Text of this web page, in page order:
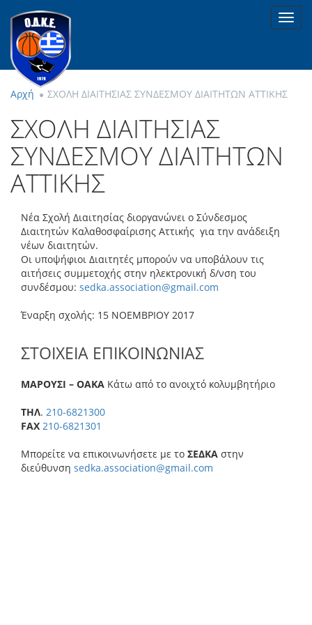
Αρχή ΣΧΟΛΗ ΔΙΑΙΤΗΣΙΑΣ ΣΥΝΔΕΣΜΟΥ ΔΙΑΙΤΗΤΩΝ ΑΤΤΙΚΗΣ
ΣΧΟΛΗ ΔΙΑΙΤΗΣΙΑΣ
ΣΥΝΔΕΣΜΟΥ ΔΙΑΙΤΗΤΩΝ
ΑΤΤΙΚΗΣ
Νέα Σχολή Διαιτησίας διοργανώνει ο Σύνδεσμος
Διαιτητών Καλαθοσφαίρισης Αττικής για την ανάδειξη
νέων διαιτητών.
Οι υποψήφιοι Διαιτητές μπορούν να υποβάλουν τις
αιτήσεις συμμετοχής στην ηλεκτρονική δ/νση του
συνδέσμου: sedka.association@gmail.com
Έναρξη σχολής: 15 ΝΟΕΜΒΡΙΟΥ 2017
ΣΤΟΙΧΕΙΑ ΕΠΙΚΟΙΝΩΝΙΑΣ
ΜΑΡΟΥΣΙ – ΟΑΚΑ Κάτω από το ανοιχτό κολυμβητήριο
ΤΗΛ. 210-6821300
FAX 210-6821301
Μπορείτε να επικοινωνήσετε με το ΣΕΔΚΑ στην
διεύθυνση sedka.association@gmail.com